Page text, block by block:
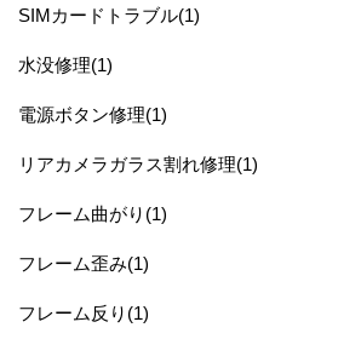
SIMカードトラブル(1)
水没修理(1)
電源ボタン修理(1)
リアカメラガラス割れ修理(1)
フレーム曲がり(1)
フレーム歪み(1)
フレーム反り(1)